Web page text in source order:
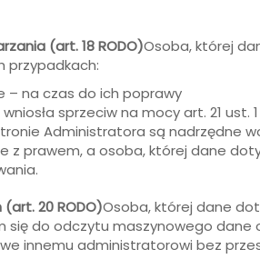
(art. 18 RODO)Osoba, której
przypadkach:
– na czas do ich poprawy
sprzeciw na mocy art. 21
Administratora są nadrzędne
z prawem, a osoba, której dane
20 RODO)Osoba, której dane
się do odczytu maszynowego
innemu administratorowi bez